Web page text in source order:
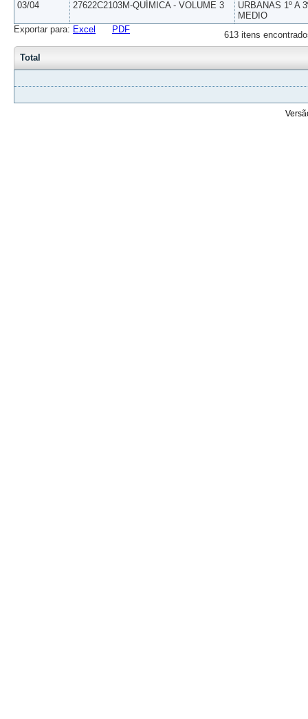
03/04 27622C2103M-QUÍMICA - VOLUME 3
URBANAS 1º A
MEDIO
613 itens
Exportar para: Excel PDF
Total